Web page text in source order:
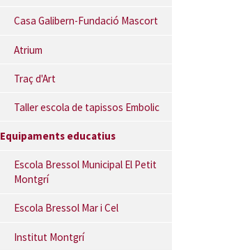
Casa Galibern-Fundació Mascort
Atrium
Traç d'Art
Taller escola de tapissos Embolic
Equipaments educatius
Escola Bressol Municipal El Petit
Montgrí
Escola Bressol Mar i Cel
Institut Montgrí